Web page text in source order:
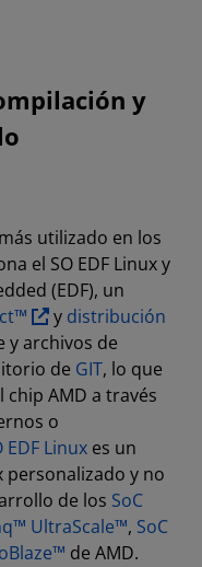
y
utilizado en los
el SO EDF Linux y
(EDF), un
y distribución
y archivos de
de GIT, lo que
AMD a través
o
EDF Linux es un
y no
de los SoC
UltraScale™, SoC
de AMD.